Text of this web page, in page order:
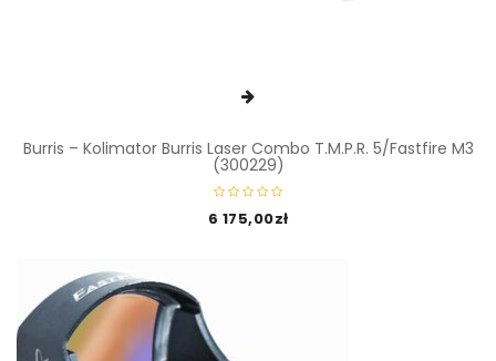
Burris – Kolimator Burris Laser Combo T.M.P.R. 5/Fastfire M3
(300229)
6 175,00zł